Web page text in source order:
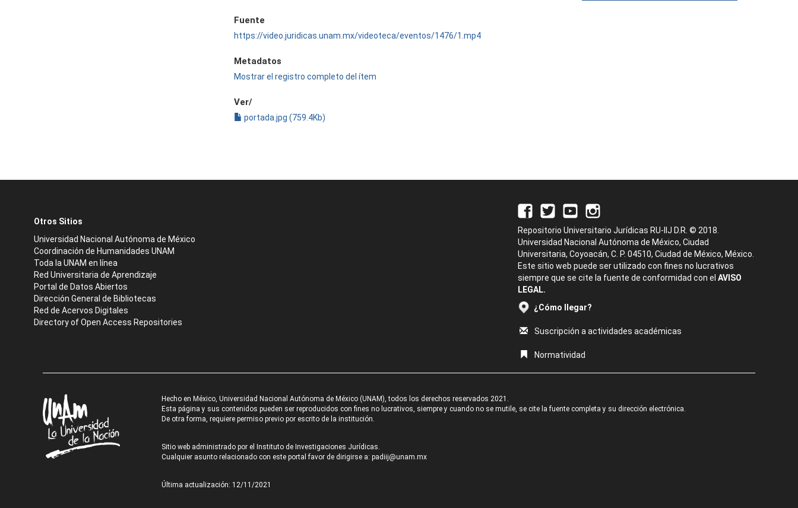
Fuente
https://video.juridicas.unam.mx/videoteca/eventos/1476/1.mp4
Metadatos
Mostrar el registro completo del ítem
Ver/
portada.jpg (759.4Kb)
Otros Sitios
Universidad Nacional Autónoma de México
Coordinación de Humanidades UNAM
Toda la UNAM en línea
Red Universitaria de Aprendizaje
Portal de Datos Abiertos
Dirección General de Bibliotecas
Red de Acervos Digitales
Directory of Open Access Repositories
Repositorio Universitario Jurídicas RU-IIJ D.R. © 2018.
Universidad Nacional Autónoma de México, Ciudad
Universitaria, Coyoacán, C. P. 04510, Ciudad de México, México.
Este sitio web puede ser utilizado con fines no lucrativos
siempre que se cite la fuente de conformidad con el AVISO
LEGAL.
¿Cómo llegar?
Suscripción a actividades académicas
Normatividad
Hecho en México, Universidad Nacional Autónoma de México (UNAM), todos los derechos reservados 2021.
Esta página y sus contenidos pueden ser reproducidos con fines no lucrativos, siempre y cuando no se mutile, se cite la fuente completa y su dirección electrónica.
De otra forma, requiere permiso previo por escrito de la institución.
Sitio web administrado por el Instituto de Investigaciones Jurídicas.
Cualquier asunto relacionado con este portal favor de dirigirse a: padiij@unam.mx
Última actualización: 12/11/2021